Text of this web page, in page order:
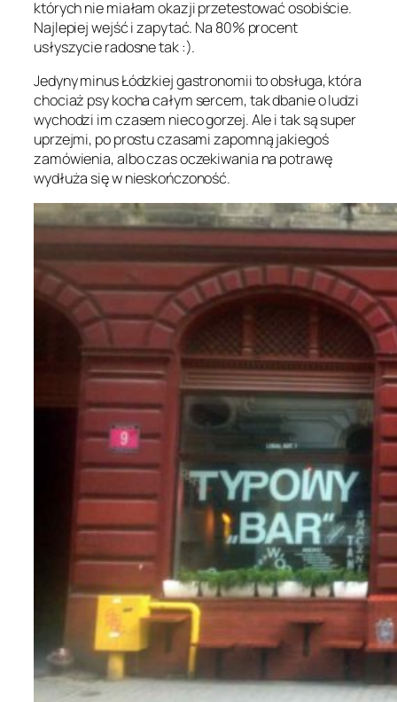
których nie miałam okazji przetestować osobiście.
Najlepiej wejść i zapytać. Na 80% procent
usłyszycie radosne tak :).
Jedyny minus Łódzkiej gastronomii to obsługa, która
chociaż psy kocha całym sercem, tak dbanie o ludzi
wychodzi im czasem nieco gorzej. Ale i tak są super
uprzejmi, po prostu czasami zapomną jakiegoś
zamówienia, albo czas oczekiwania na potrawę
wydłuża się w nieskończoność.